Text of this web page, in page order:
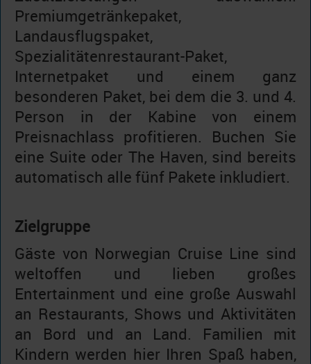
Premiumgetränkepaket,
Landausflugspaket,
Spezialitätenrestaurant-Paket,
Internetpaket und einem ganz
besonderen Paket, bei dem die 3. und 4.
Person in der Kabine von einem
Preisnachlass profitieren. Buchen Sie
eine Suite oder The Haven, sind bereits
automatisch alle fünf Pakete inkludiert.
Zielgruppe
Gäste von Norwegian Cruise Line sind
weltoffen und lieben großes
Entertainment und eine große Auswahl
an Restaurants, Shows und Aktivitäten
an Bord und an Land. Familien mit
Kindern werden hier Ihren Spaß haben,